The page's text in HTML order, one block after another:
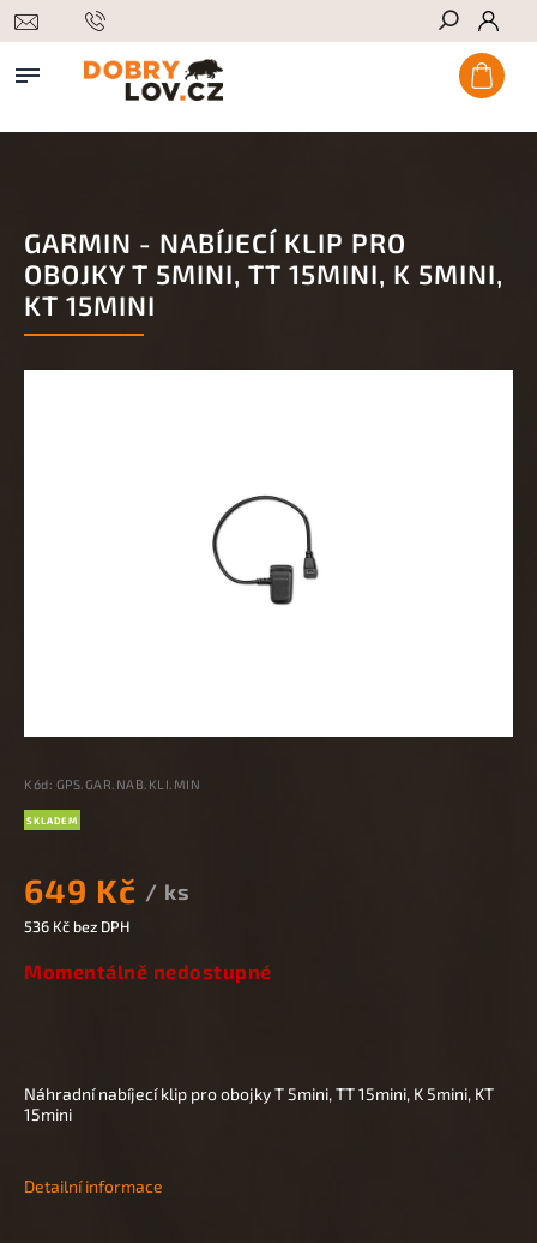
Hledat
GARMIN - NABÍJECÍ KLIP PRO
OBOJKY T 5MINI, TT 15MINI, K 5MINI,
KT 15MINI
Kód: GPS.GAR.NAB.KLI.MIN
SKLADEM
649 Kč / ks
536 Kč bez DPH
Momentálně nedostupné
Náhradní nabíjecí klip pro obojky T 5mini, TT 15mini, K 5mini, KT
15mini
Detailní informace